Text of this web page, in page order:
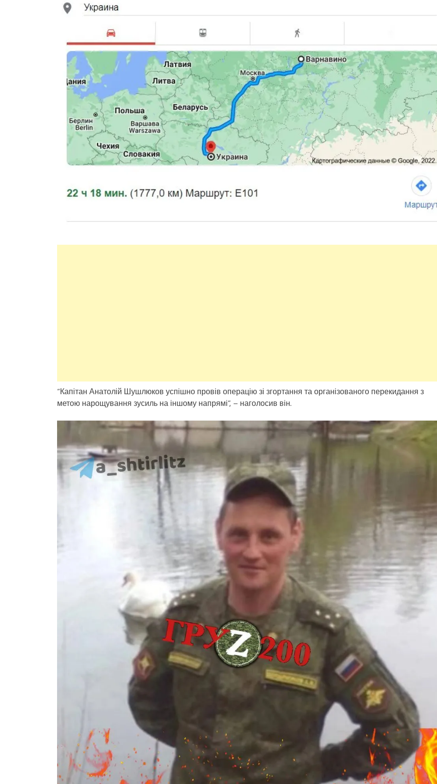
“Капітан Анатолій Шушлюков успішно провів операцію зі згортання та організованого перекидання з
метою нарощування зусиль на іншому напрямі”, – наголосив він.